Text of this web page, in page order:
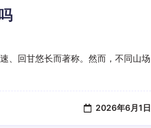
、回甘悠长而著称。然而，不同山场
2026年6月1日